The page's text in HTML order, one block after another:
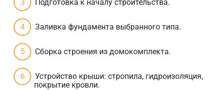
Подготовка к началу строительства.
Заливка фундамента выбранного типа.
Сборка строения из домокомплекта.
Устройство крыши: стропила, гидроизоляция,
покрытие кровли.